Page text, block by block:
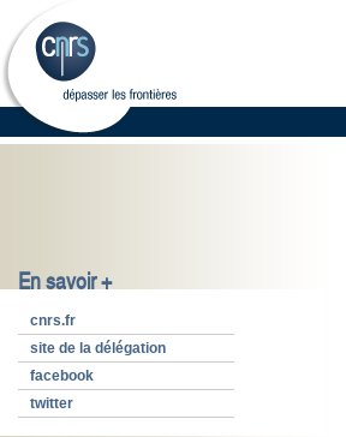
En savoir +
cnrs.fr
site de la délégation
facebook
twitter